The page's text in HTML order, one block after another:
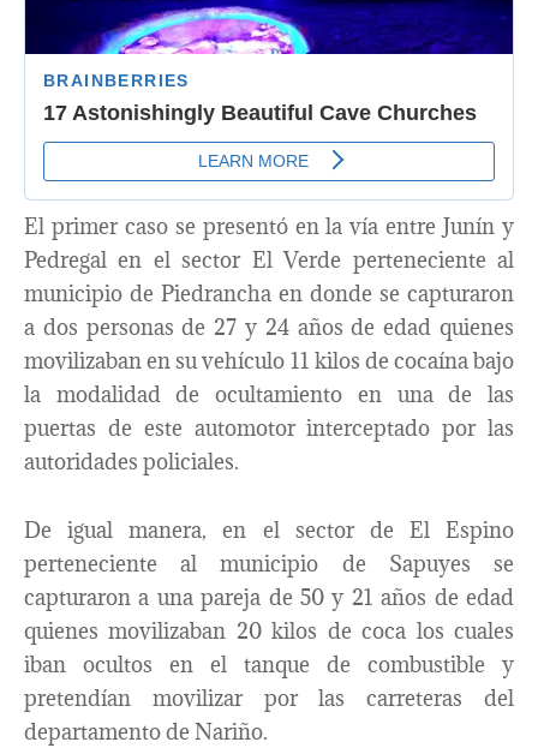
El primer caso se presentó en la vía entre Junín y
Pedregal en el sector El Verde perteneciente al
municipio de Piedrancha en donde se capturaron
a dos personas de 27 y 24 años de edad quienes
movilizaban en su vehículo 11 kilos de cocaína bajo
la modalidad de ocultamiento en una de las
puertas de este automotor interceptado por las
autoridades policiales.
De igual manera, en el sector de El Espino
perteneciente al municipio de Sapuyes se
capturaron a una pareja de 50 y 21 años de edad
quienes movilizaban 20 kilos de coca los cuales
iban ocultos en el tanque de combustible y
pretendían movilizar por las carreteras del
departamento de Nariño.